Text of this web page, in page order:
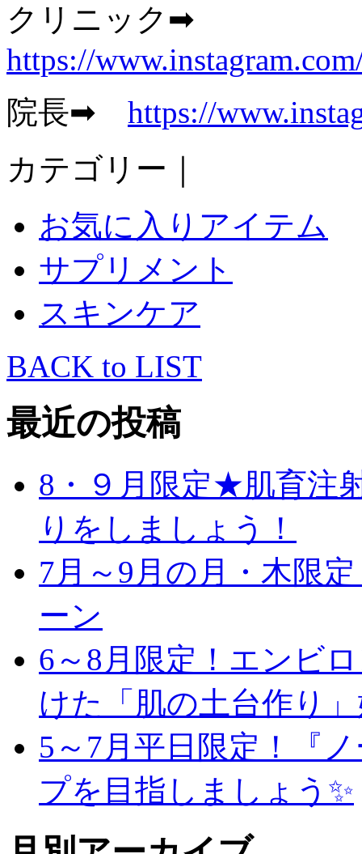
クリニック➡
https://
院長➡ https://
カテゴリー｜
お気に入りアイテム
サプリメント
スキンケア
BACK to LIST
最近の投稿
8・９月限定★肌育注
りをしましょう！
7月～9月の月・木限
ーン
6～8月限定！エンビ
けた「肌の土台作り
5～7月平日限定！『
プを目指しましょう✨